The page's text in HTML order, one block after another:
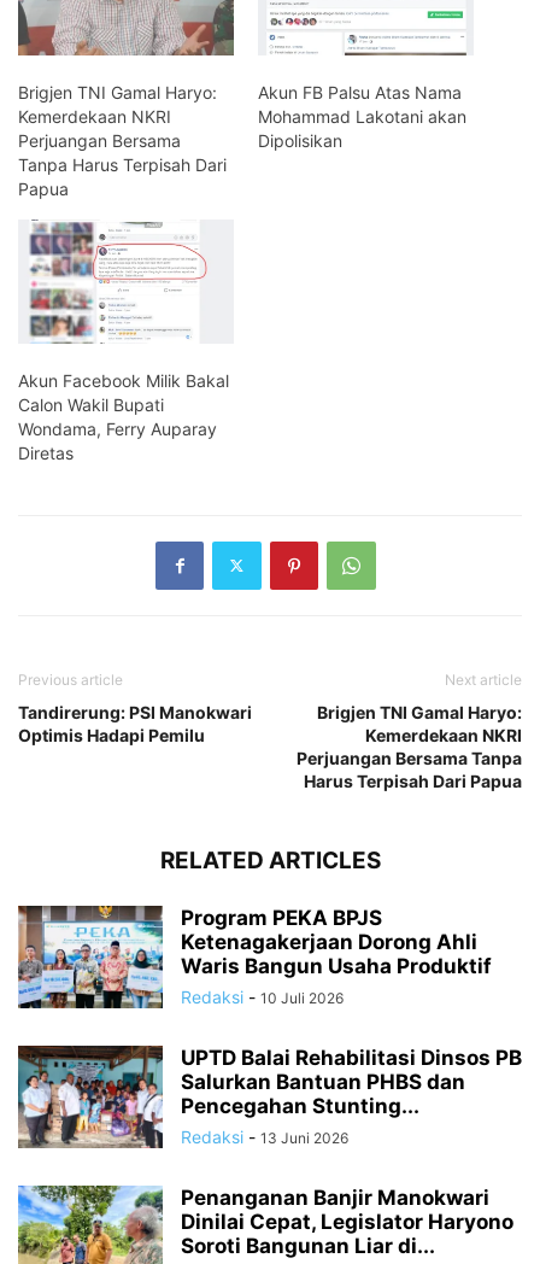
Brigjen TNI Gamal Haryo:
Kemerdekaan NKRI
Perjuangan Bersama
Tanpa Harus Terpisah Dari
Papua
Akun FB Palsu Atas Nama
Mohammad Lakotani akan
Dipolisikan
Akun Facebook Milik Bakal
Calon Wakil Bupati
Wondama, Ferry Auparay
Diretas
Previous article
Tandirerung: PSI Manokwari
Optimis Hadapi Pemilu
Next article
Brigjen TNI Gamal Haryo:
Kemerdekaan NKRI
Perjuangan Bersama Tanpa
Harus Terpisah Dari Papua
RELATED ARTICLES
Program PEKA BPJS
Ketenagakerjaan Dorong Ahli
Waris Bangun Usaha Produktif
Redaksi - 10 Juli 2026
UPTD Balai Rehabilitasi Dinsos PB
Salurkan Bantuan PHBS dan
Pencegahan Stunting...
Redaksi - 13 Juni 2026
Penanganan Banjir Manokwari
Dinilai Cepat, Legislator Haryono
Soroti Bangunan Liar di...